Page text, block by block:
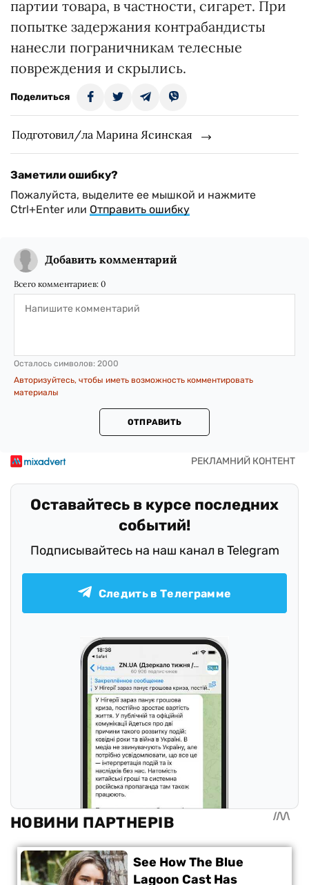
партии товара, в частности, сигарет. При
попытке задержания контрабандисты
нанесли пограничникам телесные
повреждения и скрылись.
Поделиться
Подготовил/ла Марина Ясинская
Заметили ошибку?
Пожалуйста, выделите ее мышкой и нажмите
Ctrl+Enter или Отправить ошибку
Добавить комментарий
Всего комментариев: 0
Осталось символов: 2000
Авторизуйтесь, чтобы иметь возможность комментировать
материалы
ОТПРАВИТЬ
Оставайтесь в курсе последних
событий!
Подписывайтесь на наш канал в Telegram
Следить в Телеграмме